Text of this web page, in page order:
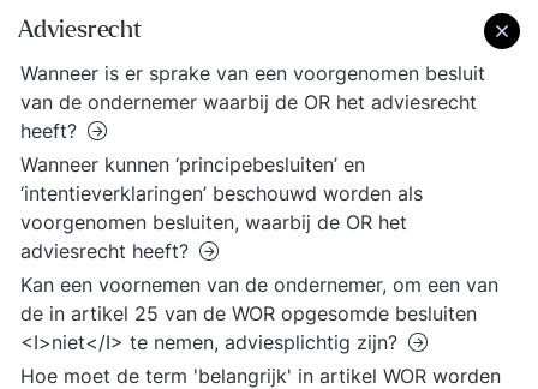
Adviesrecht
Wanneer is er sprake van een voorgenomen besluit
van de ondernemer waarbij de OR het adviesrecht
heeft?
Wanneer kunnen ‘principebesluiten’ en
‘intentieverklaringen’ beschouwd worden als
voorgenomen besluiten, waarbij de OR het
adviesrecht heeft?
Kan een voornemen van de ondernemer, om een van
de in artikel 25 van de WOR opgesomde besluiten
<I>niet</I> te nemen, adviesplichtig zijn?
Hoe moet de term 'belangrijk' in artikel WOR worden